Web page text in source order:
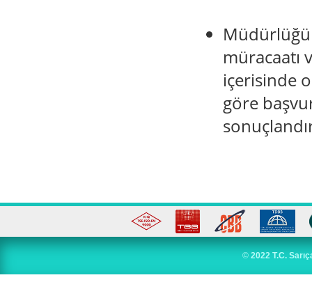
müracaatı
içerisinde
göre
©2022 T.C.